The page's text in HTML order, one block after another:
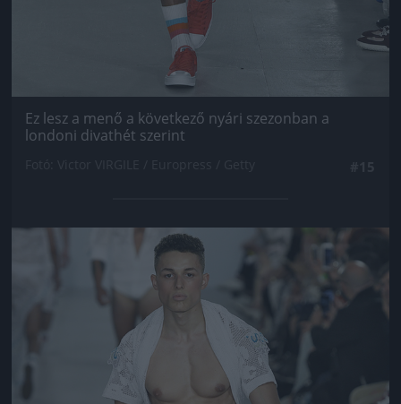
Ez lesz a menő a következő nyári szezonban a
londoni divathét szerint
Jön még kép!